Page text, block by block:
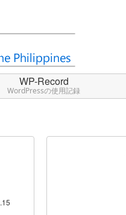
WP-Record
WordPressの使用記録